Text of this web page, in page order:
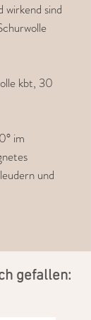
sind
kbt, 30
im
und
gefallen: